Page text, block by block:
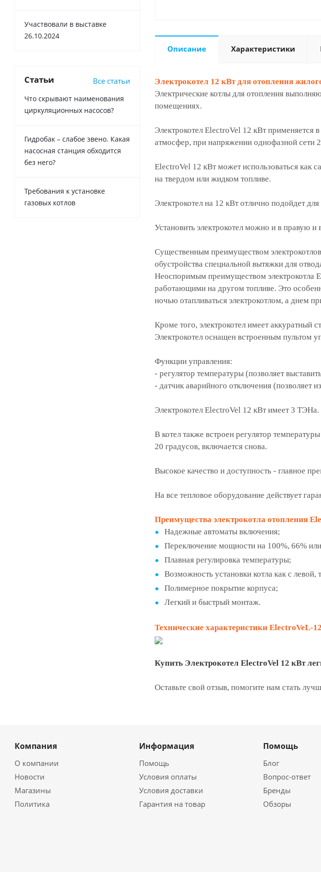
Описание Характеристики
Электрокотел 12 кВт для отопления
Электрические котлы для отопления
помещениях.
Электрокотел ElectroVel 12 кВт применяется
атмосфер, при напряжении однофазной сети
ElectroVel 12 кВт может использоваться как
на твердом или жидком топливе.
Электрокотел на 12 кВт отлично подойдет
Установить электрокотел можно и в правую и
Существенным преимуществом электрокотлов
обустройства специальной вытяжки для
Неоспоримым преимуществом электрокотла
работающими на другом топливе. Это
ночью отапливаться электрокотлом, а днем
Кроме того, электрокотел имеет аккуратный
Электрокотел оснащен встроенным пультом
Функции управления:
- регулятор температуры (позволяет
- датчик аварийного отключения (позволяет
Электрокотел ElectroVel 12 кВт имеет 3
В котел также встроен регулятор
20 градусов, включается снова.
Высокое качество и доступность - главное
На все тепловое оборудование действует
Преимущества электрокотла отопления
Надежные автоматы включения;
Переключение мощности на 100%, 66%
Плавная регулировка температуры;
Возможность установки котла как с левой,
Полимерное покрытие корпуса;
Легкий и быстрый монтаж.
Технические характеристики ElectroVeL-
Купить Электрокотел ElectroVel 12 кВт
Оставьте свой отзыв, помогите нам стать
Участвовали в выставке
26.10.2024
Статьи Все статьи
Что скрывают наименования
циркуляционных насосов?
Гидробак – слабое звено. Какая
насосная станция обходится
без него?
Требования к установке
газовых котлов
Компания
О компании
Новости
Магазины
Политика
Информация
Помощь
Условия оплаты
Условия доставки
Гарантия на товар
Помощь
Блог
Вопрос-ответ
Бренды
Обзоры